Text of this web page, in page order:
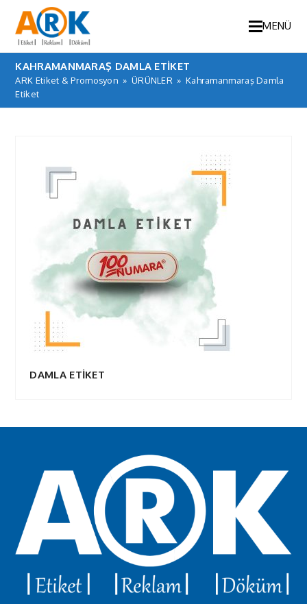
MENÜ
KAHRAMANMARAŞ DAMLA ETIKET
ARK Etiket & Promosyon » ÜRÜNLER » Kahramanmaraş Damla
Etiket
DAMLA ETİKET